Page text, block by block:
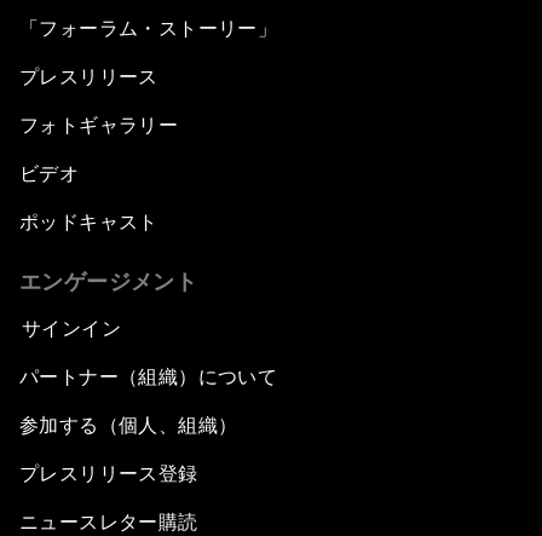
「フォーラム・ストーリー」
プレスリリース
フォトギャラリー
ビデオ
ポッドキャスト
エンゲージメント
サインイン
パートナー（組織）について
参加する（個人、組織）
プレスリリース登録
ニュースレター購読